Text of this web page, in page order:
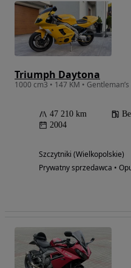
Triumph Daytona
1000 cm3 • 147 KM •
47 210 km
2004
Szczytniki (Wielkopolskie)
Prywatny sprzedawca •